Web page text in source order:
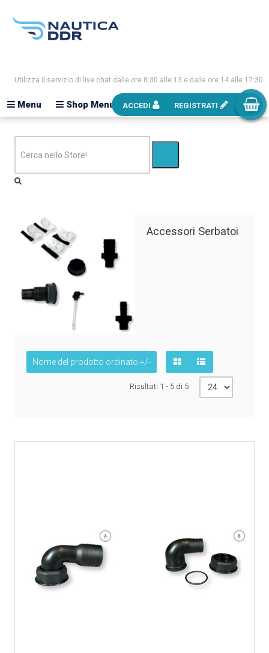
Utilizza il servizio di live chat dalle ore 8:30 alle 13 e dalle ore 14 alle 17:30
Shop Menu
Menu ACCEDI REGISTRATI
Accessori Serbatoi
Nome del prodotto ordinato +/-
Risultati 1 - 5 di 5